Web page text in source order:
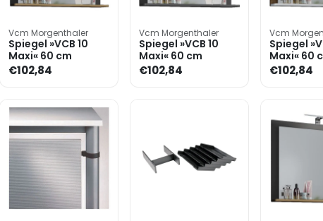
Vcm Morgenthaler
Spiegel »VCB 10
Maxi« 60 cm
€102,84
Vcm Morgenthaler
Spiegel »VCB 10
Maxi« 60 cm
€102,84
Vcm
Spiegel
Maxi« 60
€102,84